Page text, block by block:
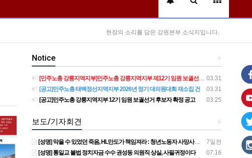
현장의 소리를 담은 강원본부 소식지입니다.
+
Notice
03.31
[민주노총 강릉지역지부]민주노총 강릉지역지부 제12기 임원 보궐선거결과 공고
03.31
[공고]민주노총 태백정선지역지부 2026년 정기 대의원대회 재소집 건
03.25
[공고]민주노총 강릉지역지부 12기 임원 보궐선거 후보자 확정 공고
+
보도/기자회견
7일전
[성명] 막을 수 있었던 죽음, HL만도가 책임져라 : 청년노동자 사망사고의 철저한 진상규명과 재발방지 대책 마련하라
07.16
[성명] 통일교 불법 정치자금 수수 권성동 의원직 상실, 사필귀정이다